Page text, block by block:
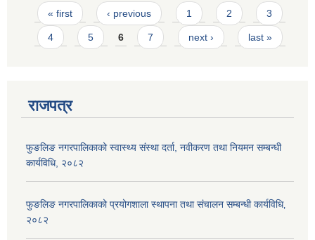
Pages
« first ‹ previous 1 2 3
4 5 6 7 next › last »
राजपत्र
फुङलिङ नगरपालिकाको स्वास्थ्य संस्था दर्ता, नवीकरण तथा नियमन सम्बन्धी
कार्यविधि, २०८२
फुङलिङ नगरपालिकाको प्रयोगशाला स्थापना तथा संचालन सम्बन्धी कार्यविधि‚
२०८२